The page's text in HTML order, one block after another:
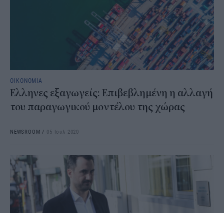
ΟΙΚΟΝΟΜΙΑ
Ελληνες εξαγωγείς: Επιβεβλημένη η αλλαγή
του παραγωγικού μοντέλου της χώρας
NEWSROOM / 05 Ιουλ 2020